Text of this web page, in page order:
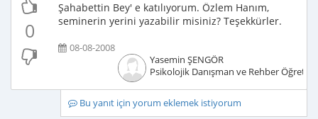
0
Şahabettin Bey' e katılıyorum. Özlem Hanım,
seminerin yerini yazabilir misiniz? Teşekkürler.
08-08-2008
Yasemin ŞENGÖR
Psikolojik Danışman ve Rehber
Bu yanıt için yorum eklemek istiyorum